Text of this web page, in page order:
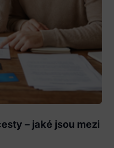
– jaké jsou mezi